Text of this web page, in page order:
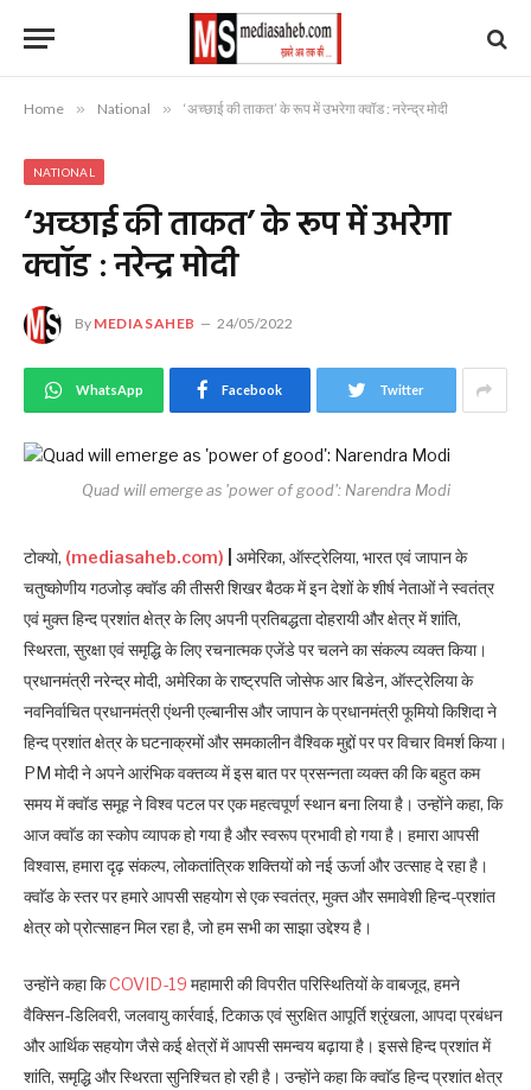
Home » National » ‘अच्छाई की ताकत’ के रूप में उभरेगा क्वॉड : नरेन्द्र मोदी
NATIONAL
‘अच्छाई की ताकत’ के रूप में उभरेगा
क्वॉड : नरेन्द्र मोदी
By MEDIASAHEB 24/05/2022
WhatsApp Facebook Twitter
Quad will emerge as 'power of good': Narendra Modi
टोक्यो, (mediasaheb.com)
अमेरिका, ऑस्ट्रेलिया, भारत एवं जापान के
चतुष्कोणीय गठजोड़ क्वॉड की तीसरी शिखर बैठक में इन देशों के शीर्ष नेताओं ने स्वतंत्र
एवं मुक्त हिन्द प्रशांत क्षेत्र के लिए अपनी प्रतिबद्धता दोहरायी और क्षेत्र में शांति,
स्थिरता, सुरक्षा एवं समृद्धि के लिए रचनात्मक एजेंडे पर चलने का संकल्प व्यक्त किया।
प्रधानमंत्री नरेन्द्र मोदी, अमेरिका के राष्ट्रपति जोसेफ आर बिडेन, ऑस्ट्रेलिया के
नवनिर्वाचित प्रधानमंत्री एंथनी एल्बानीस और जापान के प्रधानमंत्री फूमियो किशिदा ने
हिन्द प्रशांत क्षेत्र के घटनाक्रमों और समकालीन वैश्विक मुद्दों पर पर विचार विमर्श किया।
PM मोदी ने अपने आरंभिक वक्तव्य में इस बात पर प्रसन्नता व्यक्त की कि बहुत कम
समय में क्वॉड समूह ने विश्व पटल पर एक महत्वपूर्ण स्थान बना लिया है। उन्होंने कहा, कि
आज क्वाॅड का स्कोप व्यापक हो गया है और स्वरूप प्रभावी हो गया है। हमारा आपसी
विश्वास, हमारा दृढ़ संकल्प, लोकतांत्रिक शक्तियों को नई ऊर्जा और उत्साह दे रहा है।
क्वाॅड के स्तर पर हमारे आपसी सहयोग से एक स्वतंत्र, मुक्त और समावेशी हिन्द-प्रशांत
क्षेत्र को प्रोत्साहन मिल रहा है, जो हम सभी का साझा उद्देश्य है।
उन्होंने कहा किCOVID-19 महामारी की विपरीत परिस्थितियों के वाबजूद, हमने
वैक्सिन-डिलिवरी, जलवायु कार्रवाई, टिकाऊ एवं सुरक्षित आपूर्ति श्रृंखला, आपदा प्रबंधन
और आर्थिक सहयोग जैसे कई क्षेत्रों में आपसी समन्वय बढ़ाया है। इससे हिन्द प्रशांत में
शांति, समृद्धि और स्थिरता सुनिश्चित हो रही है। उन्होंने कहा कि क्वाॅड हिन्द प्रशांत क्षेत्र